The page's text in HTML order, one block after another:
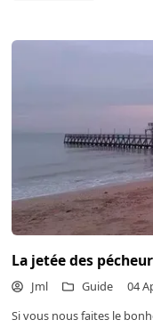
La jetée des
Jml Guide
04
Si vous nous faites le